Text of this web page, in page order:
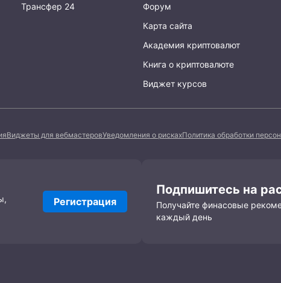
Трансфер 24
Форум
Карта сайта
Академия криптовалют
Книга о криптовалюте
Виджет курсов
Виджеты для вебмастеровУведомления о рискахПолитика обработки
Регистрация
Подпишитесь на
Получайте финасовые
каждый день